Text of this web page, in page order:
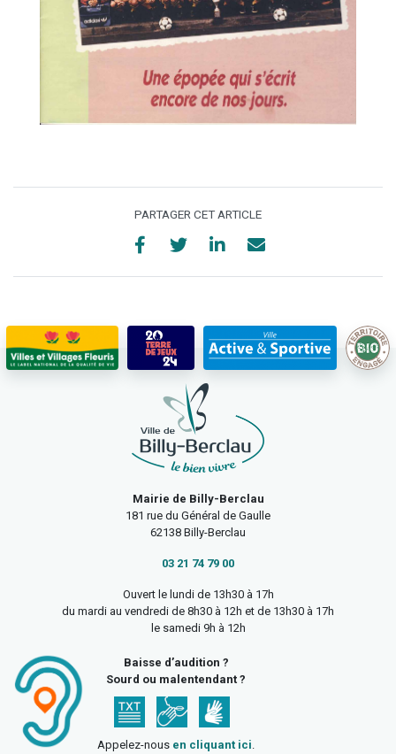
PARTAGER CET ARTICLE
Mairie de Billy-Berclau
181 rue du Général de Gaulle
62138 Billy-Berclau
03 21 74 79 00
Ouvert le lundi de 13h30 à 17h
du mardi au vendredi de 8h30 à 12h et de 13h30 à 17h
le samedi 9h à 12h
Baisse d’audition ?
Sourd ou malentendant ?
Appelez-nous en cliquant ici